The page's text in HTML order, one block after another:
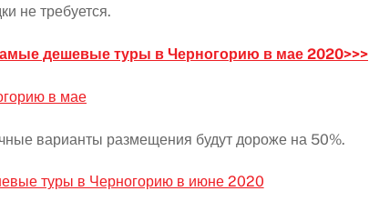
не требуется.
дешевые туры в Черногорию в мае 2020>>>
варианты размещения будут дороже на 50%.
туры в Черногорию в июне 2020